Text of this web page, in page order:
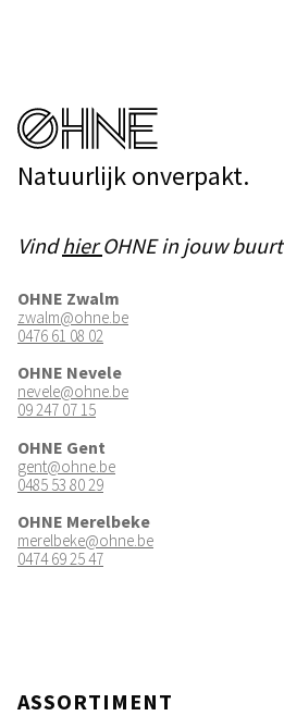
Natuurlijk onverpakt.
VindhierOHNE in jouw buurt
OHNE Zwalm
zwalm@ohne.be
0476 61 08 02
OHNE Nevele
nevele@ohne.be
09 247 07 15
OHNE Gent
gent@ohne.be
0485 53 80 29
OHNE Merelbeke
merelbeke@ohne.be
0474 69 25 47
ASSORTIMENT